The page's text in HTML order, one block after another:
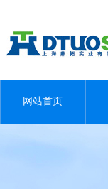
网站首页